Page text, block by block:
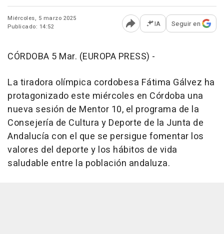
Miércoles, 5 marzo 2025
Publicado: 14:52
Abrir opciones para
IA Seguir en
CÓRDOBA 5 Mar. (EUROPA PRESS) -
La tiradora olímpica cordobesa Fátima Gálvez ha
protagonizado este miércoles en Córdoba una
nueva sesión de Mentor 10, el programa de la
Consejería de Cultura y Deporte de la Junta de
Andalucía con el que se persigue fomentar los
valores del deporte y los hábitos de vida
saludable entre la población andaluza.